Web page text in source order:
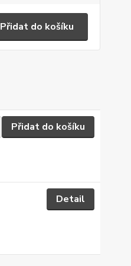
Přidat do košíku
Přidat do košíku
Detail